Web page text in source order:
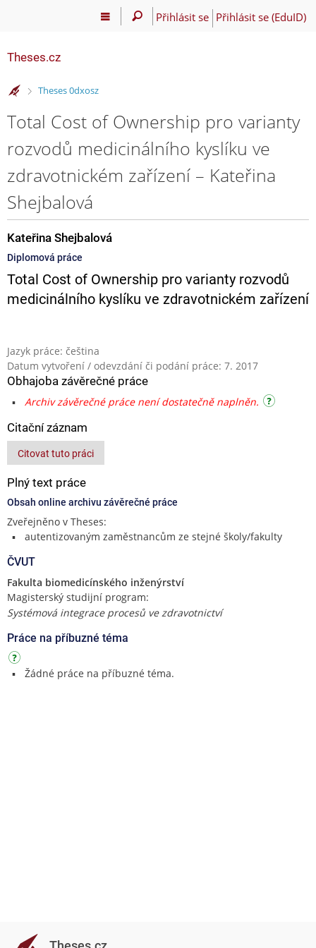
Přihlásit se Přihlásit se (EduID)
Theses.cz
>
Theses 0dxosz
Total Cost of Ownership pro varianty
rozvodů medicinálního kyslíku ve
zdravotnickém zařízení – Kateřina
Shejbalová
Kateřina Shejbalová
Diplomová práce
Total Cost of Ownership pro varianty rozvodů
medicinálního kyslíku ve zdravotnickém zařízení
Jazyk práce: čeština
Datum vytvoření / odevzdání či podání práce: 7. 2017
Obhajoba závěrečné práce
Archiv závěrečné práce není dostatečně naplněn.
Citační záznam
Citovat tuto práci
Plný text práce
Obsah online archivu závěrečné práce
Zveřejněno v Theses:
autentizovaným zaměstnancům ze stejné školy/fakulty
ČVUT
Fakulta biomedicínského inženýrství
Magisterský studijní program:
Systémová integrace procesů ve zdravotnictví
Práce na příbuzné téma
Žádné práce na příbuzné téma.